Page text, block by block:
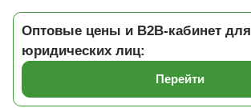
Оптовые цены и B2B-кабинет для
юридических лиц:
Перейти